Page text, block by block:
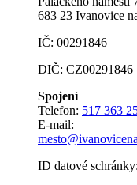
683 23 Ivanovice
IČ: 00291846
DIČ: CZ00291846
Spojení
Telefon: 517 363
E-mail:
ID datové